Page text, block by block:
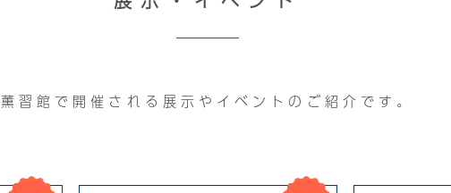
薫習館で開催される 展示やイベントのご紹介です。
NEW NEW